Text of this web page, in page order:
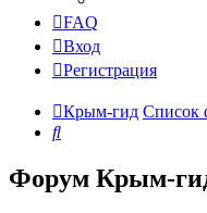
FAQ
Вход
Регистрация
Крым-гид Список
Поиск
Форум Крым-